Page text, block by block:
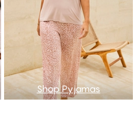
Shop Pyjamas